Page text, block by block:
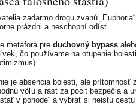
zadarmo drogu zvanú
prázdni a neschopní odísť.
metafora pre duchovný bypass
čo používame na otupenie
je absencia bolesti, ale prítomnosť
vôľu a rast za pocit bezpečia a
v pohode“ a vybrať si neistú